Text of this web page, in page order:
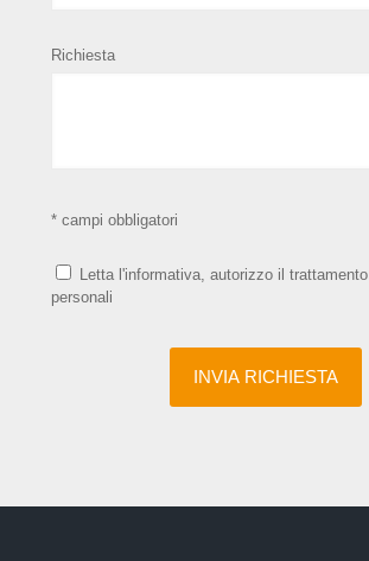
Richiesta
* campi obbligatori
Letta l'informativa, autorizzo il
personali